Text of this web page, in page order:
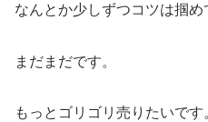
なんとか少しずつコツは掴
まだまだです。
もっとゴリゴリ売りたいです